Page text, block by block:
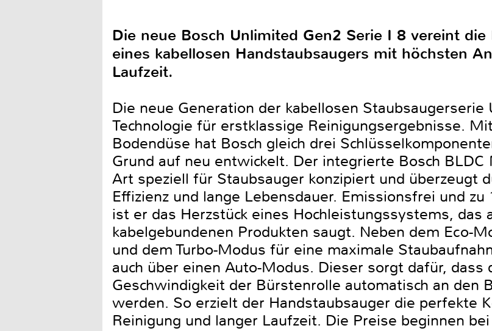
Die neue Bosch Unlimited Gen2 Serie I 8 vereint
eines kabellosen Handstaubsaugers mit höchsten
Laufzeit.
Die neue Generation der kabellosen
Technologie für erstklassige Reinigungsergebnisse.
Bodendüse hat Bosch gleich drei
Grund auf neu entwickelt. Der integrierte Bosch
Art speziell für Staubsauger konzipiert und überzeugt
Effizienz und lange Lebensdauer. Emissionsfrei und
ist er das Herzstück eines Hochleistungssystems, das
kabelgebundenen Produkten saugt. Neben dem Eco-
und dem Turbo-Modus für eine maximale
auch über einen Auto-Modus. Dieser sorgt dafür,
Geschwindigkeit der Bürstenrolle automatisch an den
werden. So erzielt der Handstaubsauger die perfekte
Reinigung und langer Laufzeit. Die Preise beginnen